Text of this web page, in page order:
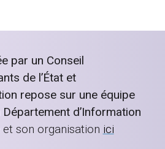
par un Conseil
de l’État et
repose sur une équipe
d’Information
son organisation ici